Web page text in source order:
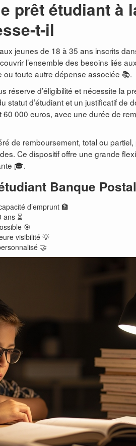
prêt étudiant à
t-il
jeunes de 18 à 35 ans inscrits
l’ensemble des besoins liés
ou toute autre dépense associée 📚.
d’éligibilité et nécessite la
statut d’étudiant et un justificatif de
000 euros, avec une durée de
de remboursement, total ou
Ce dispositif offre une grande
🎓.
Banque
d’emprunt 🏦
⏳
🎯
visibilité 💡
🤝